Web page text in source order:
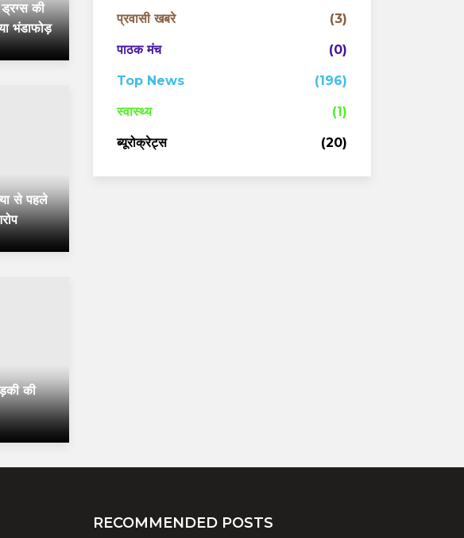
की
भंडाफोड़
से पहले
की
प्रवासी खबरे (3)
पाठक मंच (0)
Top News (196)
स्वास्थ्य (1)
ब्यूरोक्रेट्स (20)
RECOMMENDED POSTS